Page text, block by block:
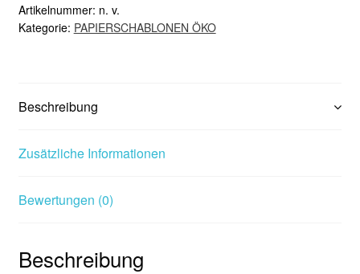
cute
Menge
Artikelnummer: n. v.
Kategorie: PAPIERSCHABLONEN ÖKO
Beschreibung
Zusätzliche Informationen
Bewertungen (0)
Beschreibung